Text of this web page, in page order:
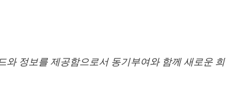
와 정보를 제공함으로서 동기부여와 함께 새로운 희